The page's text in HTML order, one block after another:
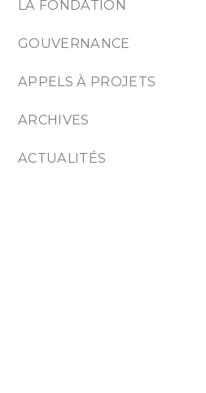
LA FONDATION
GOUVERNANCE
APPELS À PROJETS
ARCHIVES
ACTUALITÉS